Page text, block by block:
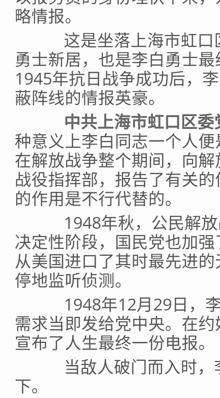
略情报。
这是坐落上海市虹口
勇士新居，也是李白勇士
1945年抗日战争成功后，
蔽阵线的情报英豪。
中共上海市虹口区委
种意义上李白同志一个人
在解放战争整个期间，向
战役指挥部，报告了有关
的作用是不行代替的。
1948年秋，公民解放
决定性阶段，国民党也加
从美国进口了其时最先进
停地监听侦测。
1948年12月29日，李
需求当即发给党中央。在
宣布了人生最终一份电报。
当敌人破门而入时，
下。